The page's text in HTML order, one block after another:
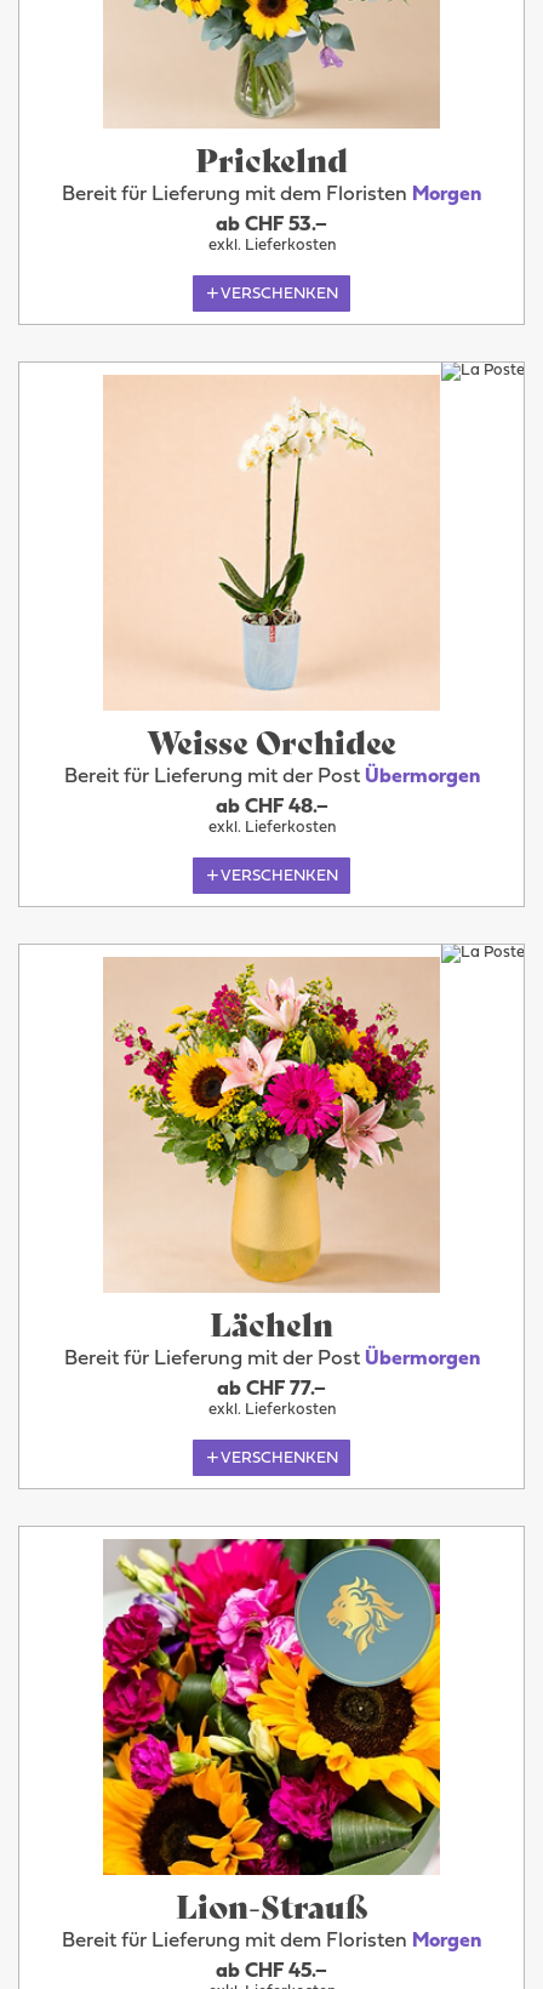
Prickelnd
Bereit für Lieferung mit dem Floristen Morgen
ab CHF 53.–
exkl. Lieferkosten
VERSCHENKEN
Weisse Orchidee
Bereit für Lieferung mit der Post Übermorgen
ab CHF 48.–
exkl. Lieferkosten
VERSCHENKEN
Lächeln
Bereit für Lieferung mit der Post Übermorgen
ab CHF 77.–
exkl. Lieferkosten
VERSCHENKEN
Lion-Strauß
Bereit für Lieferung mit dem Floristen Morgen
ab CHF 45.–